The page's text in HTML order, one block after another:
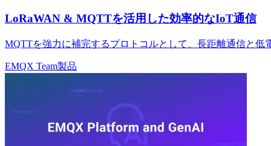
LoRaWAN & MQTTを活用した効率的なIoT通信
MQTTを強力に補完するプロトコルとして、長距離通信と
EMQX Team製品